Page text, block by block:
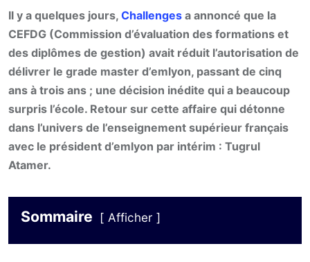
Il y a quelques jours, Challenges a annoncé que la
CEFDG (Commission d’évaluation des formations et
des diplômes de gestion) avait réduit l’autorisation de
délivrer le grade master d’emlyon, passant de cinq
ans à trois ans ; une décision inédite qui a beaucoup
surpris l’école. Retour sur cette affaire qui détonne
dans l’univers de l’enseignement supérieur français
avec le président d’emlyon par intérim : Tugrul
Atamer.
Sommaire Afficher